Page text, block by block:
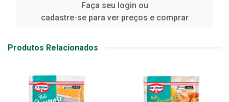
Faça seu login ou
cadastre-se para ver preços e comprar
Produtos Relacionados